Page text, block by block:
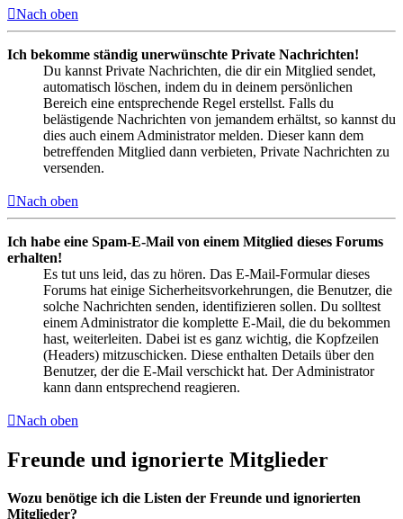
Nach oben
Ich bekomme ständig unerwünschte Private Nachrichten!
Du kannst Private Nachrichten, die dir ein Mitglied sendet,
automatisch löschen, indem du in deinem persönlichen
Bereich eine entsprechende Regel erstellst. Falls du
belästigende Nachrichten von jemandem erhältst, so kannst du
dies auch einem Administrator melden. Dieser kann dem
betreffenden Mitglied dann verbieten, Private Nachrichten zu
versenden.
Nach oben
Ich habe eine Spam-E-Mail von einem Mitglied dieses Forums
erhalten!
Es tut uns leid, das zu hören. Das E-Mail-Formular dieses
Forums hat einige Sicherheitsvorkehrungen, die Benutzer, die
solche Nachrichten senden, identifizieren sollen. Du solltest
einem Administrator die komplette E-Mail, die du bekommen
hast, weiterleiten. Dabei ist es ganz wichtig, die Kopfzeilen
(Headers) mitzuschicken. Diese enthalten Details über den
Benutzer, der die E-Mail verschickt hat. Der Administrator
kann dann entsprechend reagieren.
Nach oben
Freunde und ignorierte Mitglieder
Wozu benötige ich die Listen der Freunde und ignorierten
Mitglieder?